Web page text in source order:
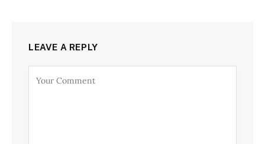
LEAVE A REPLY